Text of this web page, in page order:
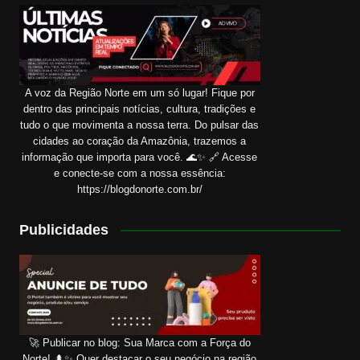
A voz da Região Norte em um só lugar! Fique por
dentro das principais notícias, cultura, tradições e
tudo o que movimenta a nossa terra. Do pulsar das
cidades ao coração da Amazônia, trazemos a
informação que importa para você. 🌊✨ 🔗 Acesse
e conecte-se com a nossa essência:
https://blogdonorte.com.br/
Publicidades
🚀 Publicar no blog: Sua Marca com a Força do